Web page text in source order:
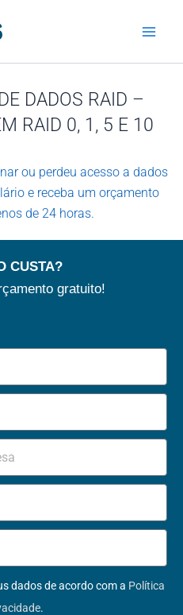
DADOS RAID –
RAID 0, 1, 5 E 10
ou perdeu acesso a dados
e receba um orçamento
de 24 horas.
CUSTA?
gratuito!
dados de acordo com a Política
.